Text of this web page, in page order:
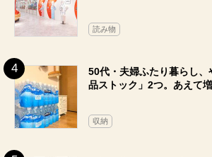
読み物
50代・夫婦ふたり暮らし
品ストック」2つ。あえて
収納